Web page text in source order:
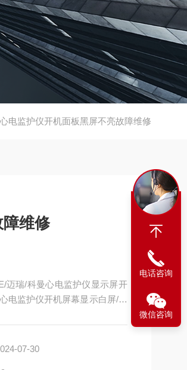
电监护仪开机面板黑屏不亮故障维修
维修
迈瑞/科曼心电监护仪显示屏开
电监护仪开机屏幕显示白屏/花
07-30
电话咨询
微信咨询